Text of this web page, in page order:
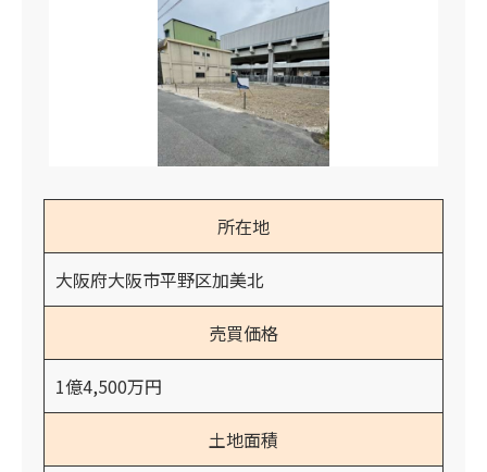
所在地
大阪府大阪市平野区加美北
売買価格
1億4,500万円
土地面積